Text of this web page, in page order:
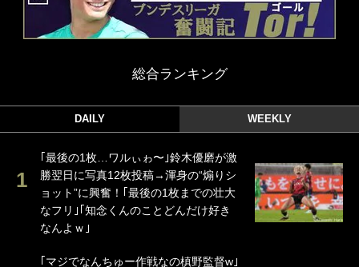
総合ランキング
DAILY WEEKLY
｢最後の1枚…ワルぃゎ〜｣鈴木優磨が激
勝翌日に写真12枚投稿→渾身の“煽りシ
ョット”に興奮！｢最後の1枚までの壮大
なフリ｣｢知念くんのことどんだけ好き
なんよｗ｣
｢マジでなんちゅー作戦なの槙野監督w｣